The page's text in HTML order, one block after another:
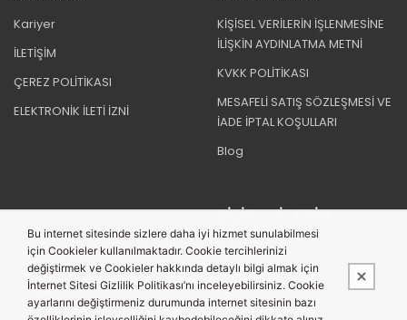
Kariyer
İLETİŞİM
ÇEREZ POLİTİKASI
ELEKTRONİK İLETİ İZNİ
KİŞİSEL VERİLERİN İŞLENMESİNE
İLİŞKİN AYDINLATMA METNİ
KVKK POLİTİKASI
MESAFELİ SATIŞ SÖZLEŞMESİ VE
İADE İPTAL KOŞULLARI
Blog
BIZI TAKIP EDIN
Bu internet sitesinde sizlere daha iyi hizmet sunulabilmesi
için Cookieler kullanılmaktadır. Cookie tercihlerinizi
değiştirmek ve Cookieler hakkında detaylı bilgi almak için
İnternet Sitesi Gizlilik Politikası’nı inceleyebilirsiniz. Cookie
ayarlarını değiştirmeniz durumunda internet sitesinin bazı